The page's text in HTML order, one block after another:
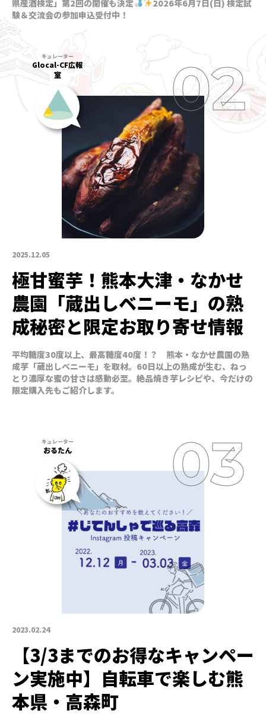
県産酒検定」第2回の開催も決定
2026年6月7日(日) 検定試
験＆交流会の参加申込受付中！
2025.12.05
Glocal-CF広報
室
極甘蜜芋！熊本大津・なかせ
農園「蔵出しベニーモ」の熟
成秘密と限定お取り寄せ情報
平均糖度30度以上、最高糖度40度！？ 熊本・なかせ農園の熟
成芋「蔵出しベニーモ」を取材。60日以上の熟成が生む、ねっ
とり濃厚な蜜の甘さは感動必至。絶品焼き芋レシピや、今だけの
限定購入先もご紹介します。
2023.02.24
おるたん
【3/3までのお得なキャンペー
ン実施中】自転車で楽しむ熊
本県・高森町